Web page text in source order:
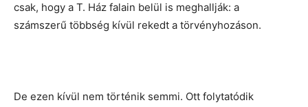
csak, hogy a T. Ház falain belül is meghallják: a
számszerű többség kívül rekedt a törvényhozáson.
De ezen kívül nem történik semmi. Ott folytatódik